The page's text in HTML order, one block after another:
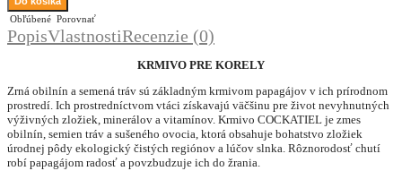
Obľúbené Porovnať
PopisVlastnostiRecenzie (0)
KRMIVO PRE KORELY
Zrná obilnín a semená tráv sú základným krmivom papagájov v ich prírodnom
prostredí. Ich prostredníctvom vtáci získavajú väčšinu pre život nevyhnutných
výživných zložiek, minerálov a vitamínov. Krmivo COCKATIEL je zmes
obilnín, semien tráv a sušeného ovocia, ktorá obsahuje bohatstvo zložiek
úrodnej pôdy ekologický čistých regiónov a lúčov slnka. Rôznorodosť chutí
robí papagájom radosť a povzbudzuje ich do žrania.